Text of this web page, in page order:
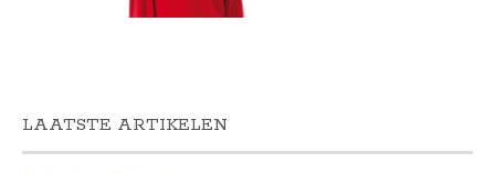
LAATSTE ARTIKELEN